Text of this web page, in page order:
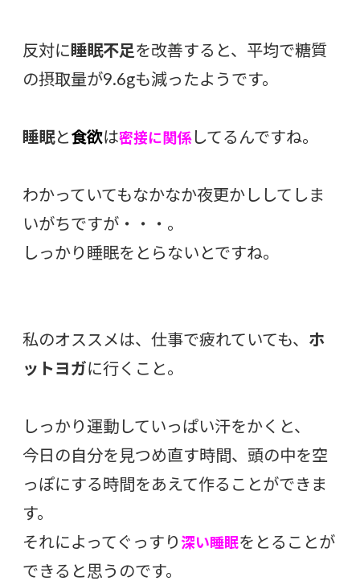
反対に睡眠不足を改善すると、平均で糖質
の摂取量が9.6gも減ったようです。
睡眠と食欲は密接に関係してるんですね。
わかっていてもなかなか夜更かししてしま
いがちですが・・・。
しっかり睡眠をとらないとですね。
私のオススメは、仕事で疲れていても、 ホ
ットヨガに行くこと。
しっかり運動していっぱい汗をかくと、
今日の自分を見つめ直す時間、頭の中を空
っぽにする時間をあえて作ることができま
す。
それによってぐっすり 深い睡眠をとることが
できると思うのです。